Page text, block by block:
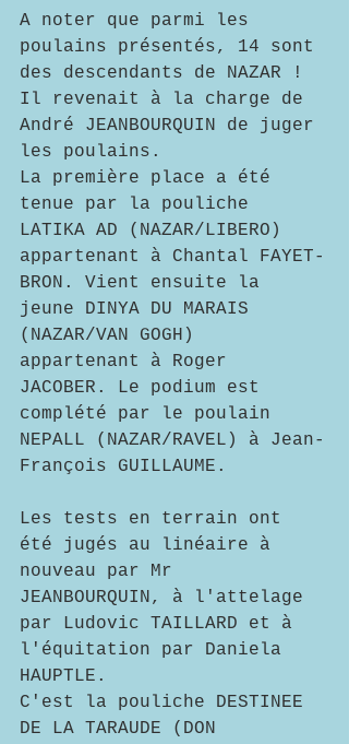
A noter que parmi les
poulains présentés, 14 sont
des descendants de NAZAR !
Il revenait à la charge de
André JEANBOURQUIN de juger
les poulains.
La première place a été
tenue par la pouliche
LATIKA AD (NAZAR/LIBERO)
appartenant à Chantal FAYET-
BRON. Vient ensuite la
jeune DINYA DU MARAIS
(NAZAR/VAN GOGH)
appartenant à Roger
JACOBER. Le podium est
complété par le poulain
NEPALL (NAZAR/RAVEL) à Jean-
François GUILLAUME.
Les tests en terrain ont
été jugés au linéaire à
nouveau par Mr
JEANBOURQUIN, à l'attelage
par Ludovic TAILLARD et à
l'équitation par Daniela
HAUPTLE.
C'est la pouliche DESTINEE
DE LA TARAUDE (DON